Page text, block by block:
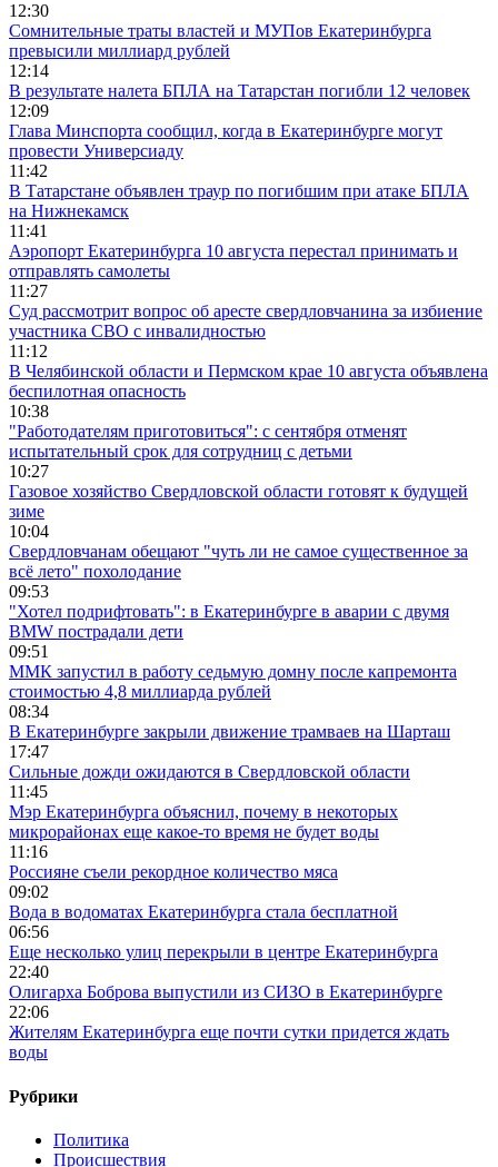
12:30
Сомнительные траты властей и МУПов Екатеринбурга
превысили миллиард рублей
12:14
В результате налета БПЛА на Татарстан погибли 12 человек
12:09
Глава Минспорта сообщил, когда в Екатеринбурге могут
провести Универсиаду
11:42
В Татарстане объявлен траур по погибшим при атаке БПЛА
на Нижнекамск
11:41
Аэропорт Екатеринбурга 10 августа перестал принимать и
отправлять самолеты
11:27
Суд рассмотрит вопрос об аресте свердловчанина за избиение
участника СВО с инвалидностью
11:12
В Челябинской области и Пермском крае 10 августа объявлена
беспилотная опасность
10:38
"Работодателям приготовиться": с сентября отменят
испытательный срок для сотрудниц с детьми
10:27
Газовое хозяйство Свердловской области готовят к будущей
зиме
10:04
Свердловчанам обещают "чуть ли не самое существенное за
всё лето" похолодание
09:53
"Хотел подрифтовать": в Екатеринбурге в аварии с двумя
BMW пострадали дети
09:51
ММК запустил в работу седьмую домну после капремонта
стоимостью 4,8 миллиарда рублей
08:34
В Екатеринбурге закрыли движение трамваев на Шарташ
17:47
Сильные дожди ожидаются в Свердловской области
11:45
Мэр Екатеринбурга объяснил, почему в некоторых
микрорайонах еще какое-то время не будет воды
11:16
Россияне съели рекордное количество мяса
09:02
Вода в водоматах Екатеринбурга стала бесплатной
06:56
Еще несколько улиц перекрыли в центре Екатеринбурга
22:40
Олигарха Боброва выпустили из СИЗО в Екатеринбурге
22:06
Жителям Екатеринбурга еще почти сутки придется ждать
воды
Рубрики
Политика
Происшествия